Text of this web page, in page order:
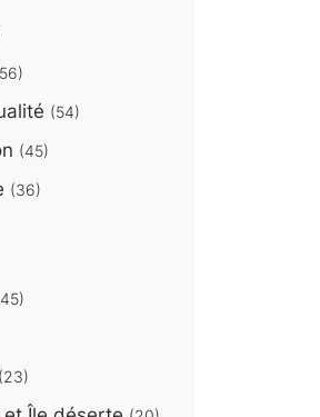
(54)
(45)
(36)
(23)